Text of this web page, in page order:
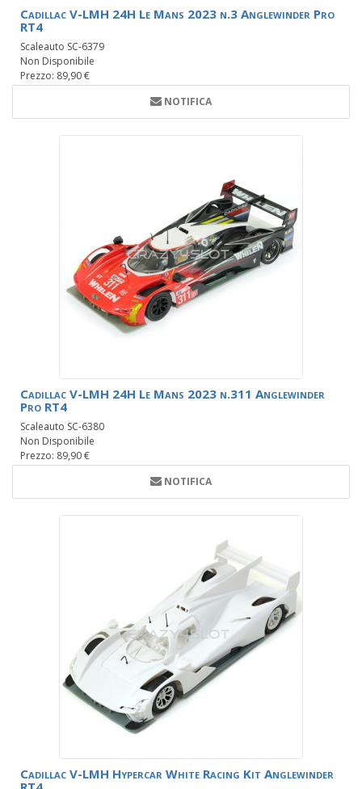
Cadillac V-LMH 24H Le Mans 2023 n.3 Anglewinder Pro
RT4
Scaleauto SC-6379
Non Disponibile
Prezzo: 89,90 €
NOTIFICA
Cadillac V-LMH 24H Le Mans 2023 n.311 Anglewinder
Pro RT4
Scaleauto SC-6380
Non Disponibile
Prezzo: 89,90 €
NOTIFICA
Cadillac V-LMH Hypercar White Racing Kit Anglewinder